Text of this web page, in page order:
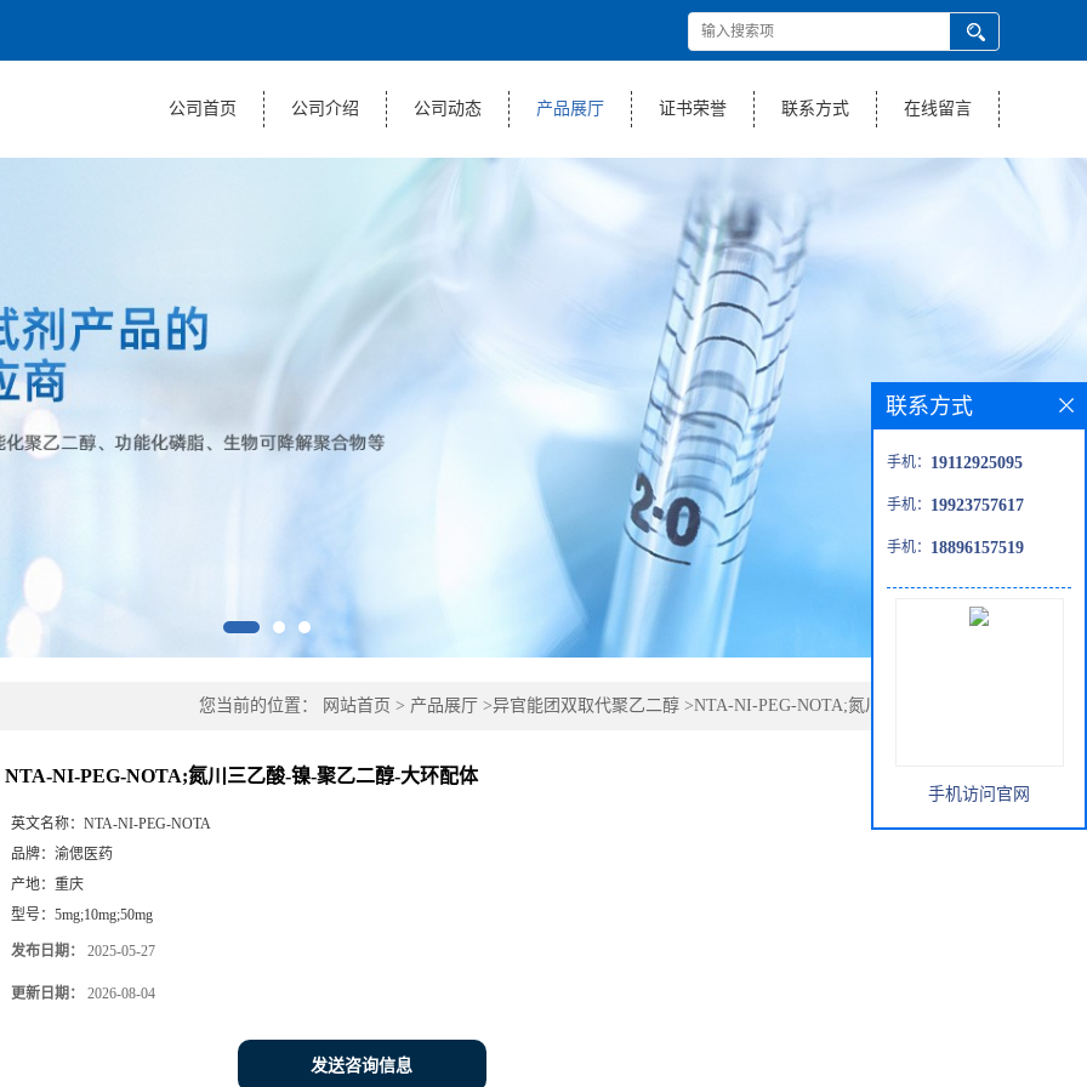
公司首页 公司介绍 公司动态 产品展厅 证书荣誉 联系方式 在线留言
您当前的位置： 网站首页 > 产品展厅 >异官能团双取代聚乙二醇 >NTA-NI-PEG-NOTA;氮川三乙酸-镍-聚
NTA-NI-PEG-NOTA;氮川三乙酸-镍-聚乙二醇-大环配体
英文名称： NTA-NI-PEG-NOTA
品牌： 渝偲医药
产地： 重庆
型号： 5mg;10mg;50mg
发布日期： 2025-05-27
更新日期： 2026-08-04
发送咨询信息
联系方式
手机： 19112925095
手机： 19923757617
手机： 18896157519
手机访问官网